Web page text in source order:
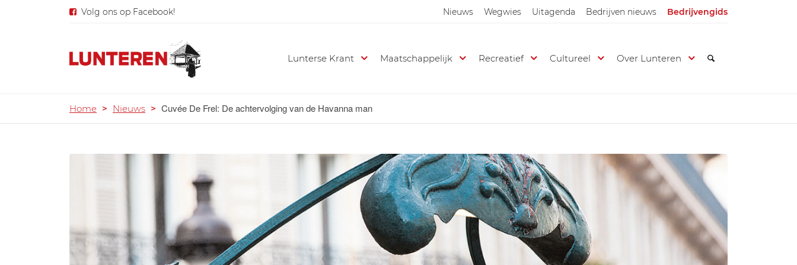
Nieuws Wegwies Uitagenda Bedrijven nieuws Bedrijvengids
Volg ons op Facebook!
Lunterse Krant Maatschappelijk Recreatief Cultureel Over Lunteren
Home > Nieuws > Cuvée De Frel: De achtervolging van de Havanna man